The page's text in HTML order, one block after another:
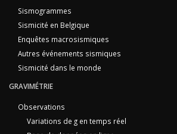
Sismogrammes
Sismicité en Belgique
Enquêtes macrosismiques
Autres événements sismiques
Sismicité dans le monde
GRAVIMÉTRIE
Observations
Variations de g en temps réel